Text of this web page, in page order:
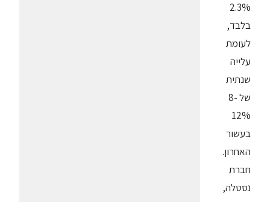
2.3%
בלבד,
לעומת
עלייה
שנתית
של 8-
12%
בעשור
האחרון.
חברת
נסטלה,